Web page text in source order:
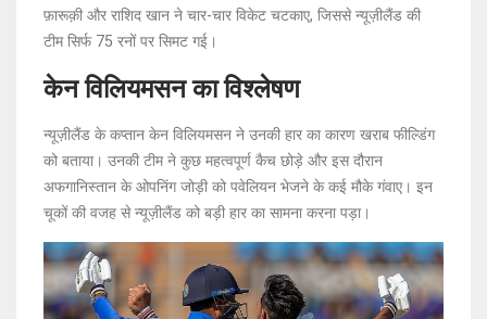
फ़ारूक़ी और राशिद खान ने चार-चार विकेट चटकाए, जिससे न्यूज़ीलैंड की
टीम सिर्फ 75 रनों पर सिमट गई।
केन विलियमसन का विश्लेषण
न्यूज़ीलैंड के कप्तान केन विलियमसन ने उनकी हार का कारण खराब फील्डिंग
को बताया। उनकी टीम ने कुछ महत्वपूर्ण कैच छोड़े और इस दौरान
अफगानिस्तान के ओपनिंग जोड़ी को पवेलियन भेजने के कई मौके गंवाए। इन
चूकों की वजह से न्यूज़ीलैंड को बड़ी हार का सामना करना पड़ा।